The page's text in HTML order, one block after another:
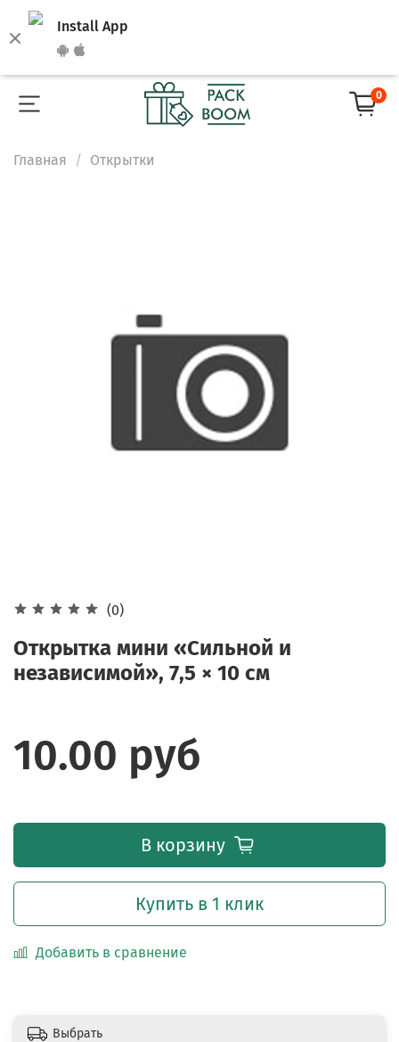
Install App
0
Главная Открытки
(0)
Открытка мини «Сильной и
независимой», 7,5 × 10 см
10.00 руб
В корзину
Купить в 1 клик
Добавить в сравнение
Выбрать